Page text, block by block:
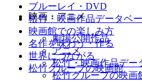
映画・アニメ
劇場公開作品
アニメ
松竹・映画作品デー
松竹グループの映画
ブルーレイ・DVD
松竹・映画作品データベ
映画館での楽しみ方
名作を味わう・作る
世界につながる
松竹グループの映画館